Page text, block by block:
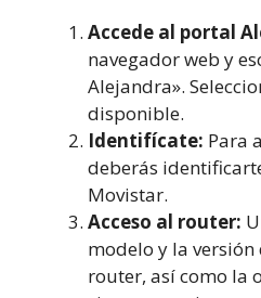
Accede al portal
navegador web y
Alejandra».
disponible.
Identifícate: Para
deberás
Movistar.
Acceso al router:
modelo y la
router, así como la